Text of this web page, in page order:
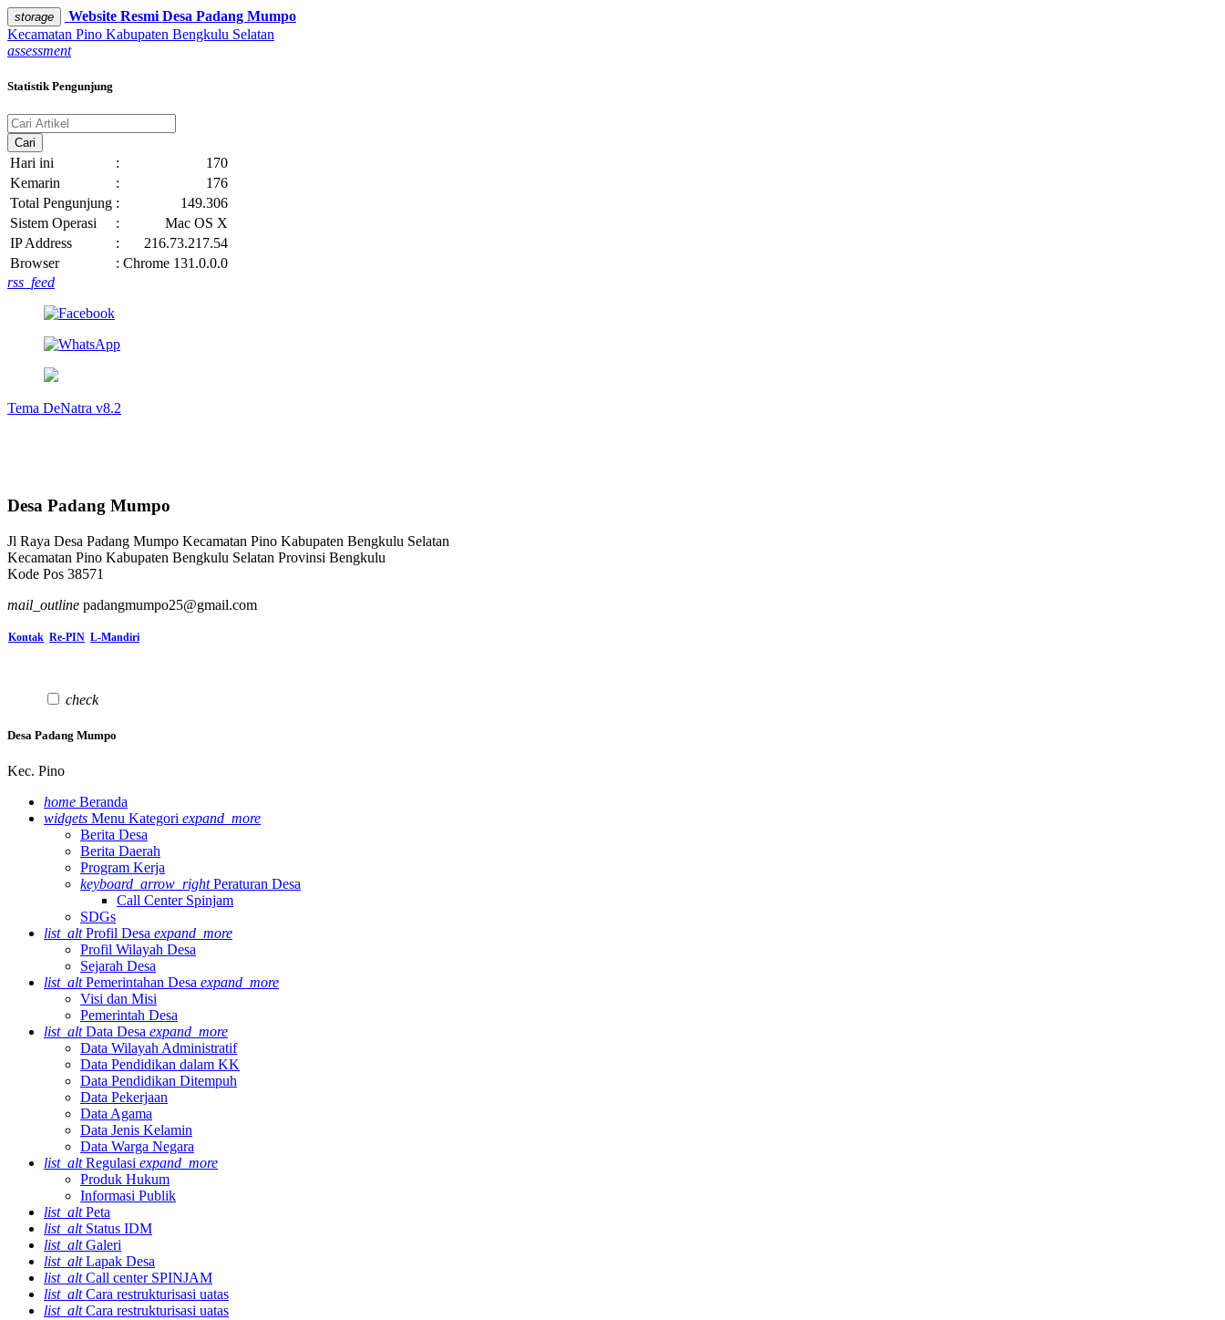
storage Website Resmi Desa Padang Mumpo
Kecamatan Pino Kabupaten Bengkulu Selatan
assessment
Statistik Pengunjung
Cari
Hari ini :
170
Kemarin
:
176
Total Pengunjung :
149.306
Sistem Operasi
:
Mac OS X
IP Address
:
216.73.217.54
Browser
: Chrome 131.0.0.0
rss_feed
Tema DeNatra v8.2
Desa Padang Mumpo
Jl Raya Desa Padang Mumpo Kecamatan Pino Kabupaten Bengkulu Selatan
Kecamatan Pino Kabupaten Bengkulu Selatan Provinsi Bengkulu
Kode Pos 38571
mail_outline padangmumpo25@gmail.com
Kontak Re-PIN L-Mandiri
check
Desa Padang Mumpo
Kec. Pino
home Beranda
widgets Menu Kategori expand_more
Berita Desa
Berita Daerah
Program Kerja
keyboard_arrow_right Peraturan Desa
Call Center Spinjam
SDGs
list_alt Profil Desa expand_more
Profil Wilayah Desa
Sejarah Desa
list_alt Pemerintahan Desa expand_more
Visi dan Misi
Pemerintah Desa
list_alt Data Desa expand_more
Data Wilayah Administratif
Data Pendidikan dalam KK
Data Pendidikan Ditempuh
Data Pekerjaan
Data Agama
Data Jenis Kelamin
Data Warga Negara
list_alt Regulasi expand_more
Produk Hukum
Informasi Publik
list_alt Peta
list_alt Status IDM
list_alt Galeri
list_alt Lapak Desa
list_alt Call center SPINJAM
list_alt Cara restrukturisasi uatas
list_alt Cara restrukturisasi uatas